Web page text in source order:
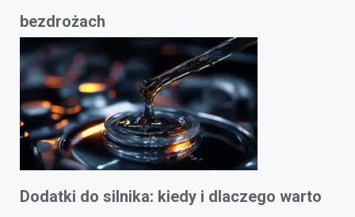
bezdrożach
Dodatki do silnika: kiedy i dlaczego warto